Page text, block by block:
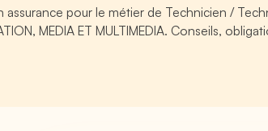
assurance pour le métier de Technicien /
MEDIA ET MULTIMEDIA. Conseils,